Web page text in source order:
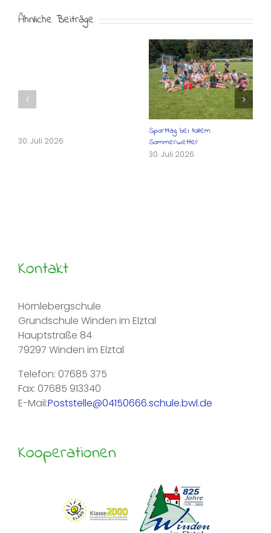
Ähnliche Beiträge
30. Juli 2026
Sporttag bei tollem
Sommerwetter
30. Juli 2026
Kontakt
Hörnlebergschule
Grundschule Winden im Elztal
Hauptstraße 84
79297 Winden im Elztal
Telefon: 07685 375
Fax: 07685 913340
E-Mail:Poststelle@04150666.schule.bwl.de
Kooperationen